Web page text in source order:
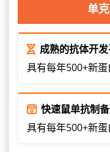
单
成熟的抗体开
具有每年500+新
快速鼠单抗制
具有每年500+新